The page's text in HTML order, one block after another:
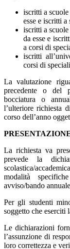
iscritti a
esse e iscritti a
iscritti a
da esse e
a corsi di
iscritti
corsi di
La valutazione
precedente o del
bocciatura o
l’ulteriore richiesta
corso dell’anno
La richiesta va
prevede la
scolastica/
modalità
avviso/bando
Per gli studenti
soggetto che eserciti
Le dichiarazioni
l’assunzione di
loro correttezza e